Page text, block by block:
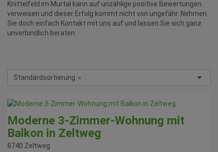
Knittelfeld im Murtal kann auf unzählige positive Bewertungen
verweisen und dieser Erfolg kommt nicht von ungefähr. Nehmen
Sie doch einfach Kontakt mit uns auf und lassen Sie sich ganz
unverbindlich beraten.
Standardsortierung ×
Moderne 3-Zimmer-Wohnung mit
Balkon in Zeltweg
8740 Zeltweg